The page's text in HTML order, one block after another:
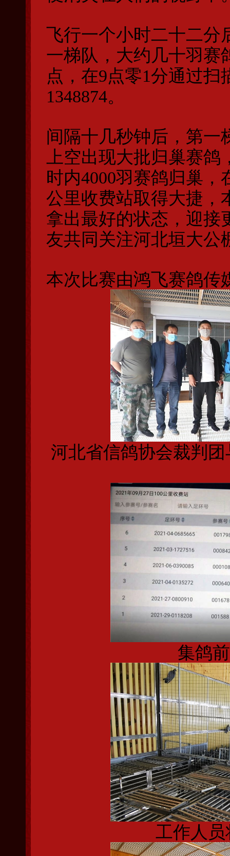
飞行一个小时二十二分
一梯队，大约几十羽赛
点，在9点零1分通过
1348874。
间隔十几秒钟后，第一
上空出现大批归巢赛
时内4000羽赛鸽归巢
公里收费站取得大捷，
拿出最好的状态，迎接
友共同关注河北垣大公
本次比赛由鸿飞赛鸽传
河北省信鸽协会裁判
集鸽
工作人